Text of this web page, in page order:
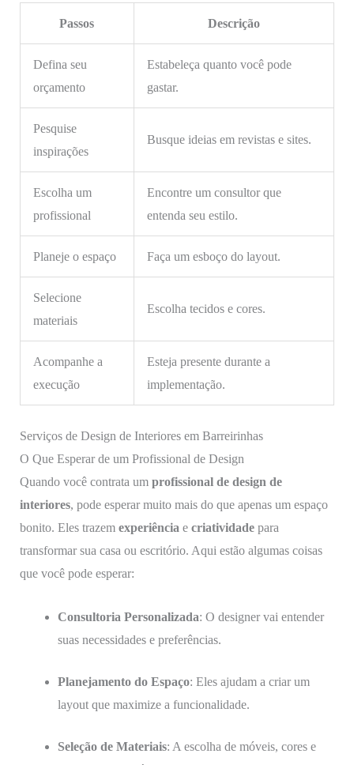
Passos Descrição
Defina seu
orçamento
Estabeleça quanto você pode
gastar.
Pesquise
inspirações
Busque ideias em revistas e sites.
Escolha um
profissional
Encontre um consultor que
entenda seu estilo.
Planeje o espaço Faça um esboço do layout.
Selecione
materiais
Escolha tecidos e cores.
Acompanhe a
execução
Esteja presente durante a
implementação.
Serviços de Design de Interiores em Barreirinhas
O Que Esperar de um Profissional de Design
Quando você contrata um profissional de design de
interiores, pode esperar muito mais do que apenas um espaço
bonito. Eles trazem experiência e criatividadepara
transformar sua casa ou escritório. Aqui estão algumas coisas
que você pode esperar:
Consultoria Personalizada: O designer vai entender
suas necessidades e preferências.
Planejamento do Espaço: Eles ajudam a criar um
layout que maximize a funcionalidade.
Seleção de Materiais: A escolha de móveis, cores e